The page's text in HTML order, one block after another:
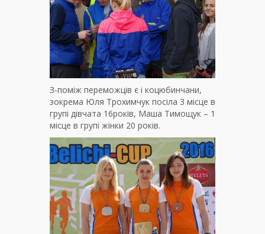
З-поміж переможців є і коцюбинчани,
зокрема Юля Трохимчук посіла 3 місце в
групі дівчата 16років, Маша Тимощук – 1
місце в групі жінки 20 років.